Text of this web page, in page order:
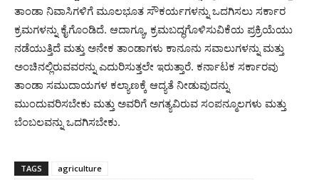
ತಾಂಡಾ ನಿವಾಸಿಗಳಿಗೆ ಮೂಲಭೂತ ಸೌಕರ್ಯಗಳನ್ನು ಒದಗಿಸಲು ಸರ್ಕಾರ
ಕ್ರಮಗಳನ್ನು ಕೈಗೊಂಡಿದೆ. ಆದಾಗ್ಯೂ, ಕ್ರಮಬದ್ಧಗೊಳಿಸುವಿಕೆಯ ಪ್ರಕ್ರಿಯೆಯು
ನಡೆಯುತ್ತಿದೆ ಮತ್ತು ಅನೇಕ ತಾಂಡಾಗಳು ಕಾನೂನು ಸವಾಲುಗಳನ್ನು ಮತ್ತು
ಅಂಚಿನಲ್ಲಿರುವವರನ್ನು ಎದುರಿಸುತ್ತಲೇ ಇರುತ್ತಾರೆ. ಕರ್ನಾಟಕ ಸರ್ಕಾರವು
ತಾಂಡಾ ಸಮುದಾಯಗಳ ಕಲ್ಯಾಣಕ್ಕೆ ಆದ್ಯತೆ ನೀಡುವುದನ್ನು
ಮುಂದುವರಿಸಬೇಕು ಮತ್ತು ಅವರಿಗೆ ಅಗತ್ಯವಿರುವ ಸಂಪನ್ಮೂಲಗಳು ಮತ್ತು
ಬೆಂಬಲವನ್ನು ಒದಗಿಸಬೇಕು.
TAGS
agriculture